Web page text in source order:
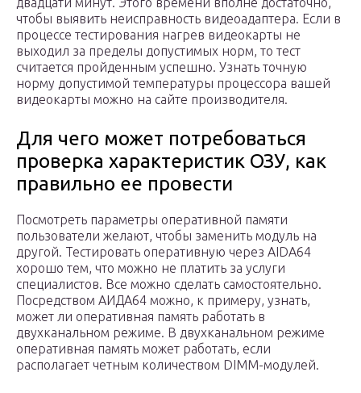
чтобы выявить неисправность видеоадаптера. Если в
процессе тестирования нагрев видеокарты не
выходил за пределы допустимых норм, то тест
считается пройденным успешно. Узнать точную
норму допустимой температуры процессора вашей
видеокарты можно на сайте производителя.
Для чего может потребоваться
проверка характеристик ОЗУ, как
правильно ее провести
Посмотреть параметры оперативной памяти
пользователи желают, чтобы заменить модуль на
другой. Тестировать оперативную через AIDA64
хорошо тем, что можно не платить за услуги
специалистов. Все можно сделать самостоятельно.
Посредством АИДА64 можно, к примеру, узнать,
может ли оперативная память работать в
двухканальном режиме. В двухканальном режиме
оперативная память может работать, если
располагает четным количеством DIMM-модулей.